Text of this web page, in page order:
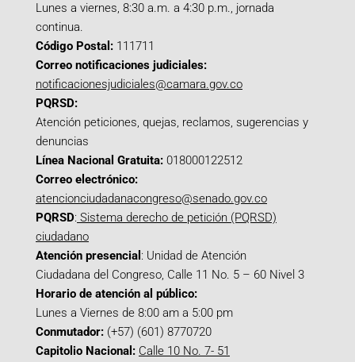
Lunes a viernes, 8:30 a.m. a 4:30 p.m., jornada
continua.
Código Postal: 111711
Correo notificaciones judiciales:
notificacionesjudiciales@camara.gov.co
PQRSD:
Atención peticiones, quejas, reclamos, sugerencias y
denuncias
Línea Nacional Gratuita: 018000122512
Correo electrónico:
atencionciudadanacongreso@senado.gov.co
PQRSD: Sistema derecho de petición (PQRSD)
ciudadano
Atención presencial : Unidad de Atención
Ciudadana del Congreso, Calle 11 No. 5 – 60 Nivel 3
Horario de atención al público:
Lunes a Viernes de 8:00 am a 5:00 pm
Conmutador: (+57) (601) 8770720
Capitolio Nacional: Calle 10 No. 7- 51